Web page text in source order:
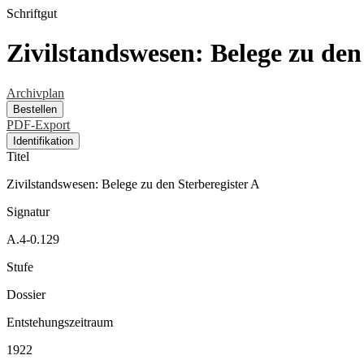
Schriftgut
Zivilstandswesen: Belege zu
Archivplan
Bestellen
PDF-Export
Identifikation
Titel
Zivilstandswesen: Belege zu den Sterberegister A
Signatur
A.4-0.129
Stufe
Dossier
Entstehungszeitraum
1922